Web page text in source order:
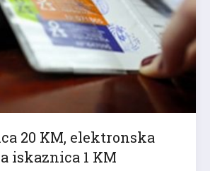
20 KM, elektronska
iskaznica 1 KM